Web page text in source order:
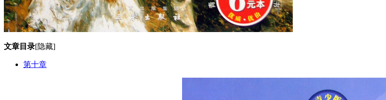
文章目录[隐藏]
第十章